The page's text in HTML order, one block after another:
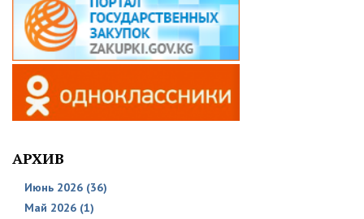
АРХИВ
Июнь 2026 (36)
Май 2026 (1)